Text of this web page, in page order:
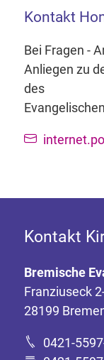
Kontakt
Bei Fragen -
Anliegen zu
des
Kontakt
Bremische
Franziuseck
28199
0421-